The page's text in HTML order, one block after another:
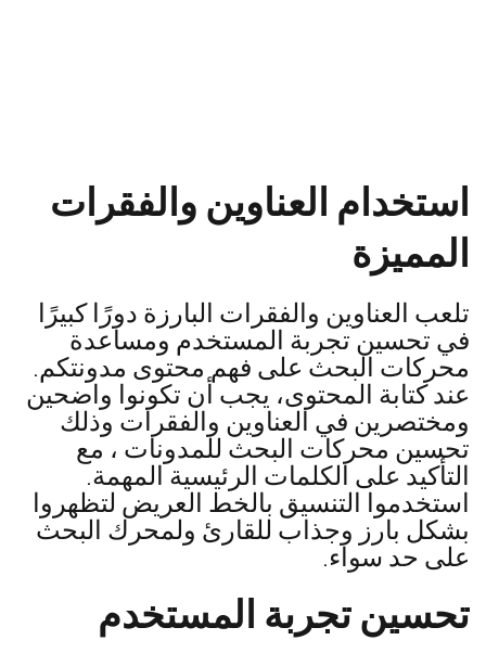
استخدام العناوين والفقرات
المميزة
تلعب العناوين والفقرات البارزة دورًا كبيرًا
في تحسين تجربة المستخدم ومساعدة
محركات البحث على فهم محتوى مدونتكم.
عند كتابة المحتوى، يجب أن تكونوا واضحين
ومختصرين في العناوين والفقرات وذلك
تحسين محركات البحث للمدونات ، مع
التأكيد على الكلمات الرئيسية المهمة.
استخدموا التنسيق بالخط العريض لتظهروا
بشكل بارز وجذاب للقارئ ولمحرك البحث
على حد سواء.
تحسين تجربة المستخدم